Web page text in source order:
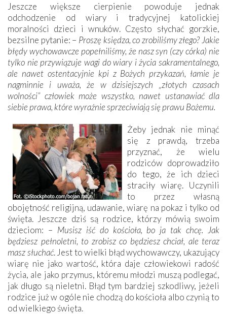
Jeszcze większe cierpienie powoduje jednak
odchodzenie od wiary i tradycyjnej katolickiej
moralności dzieci i wnuków. Często słychać gorzkie,
bezsilne pytanie: – Proszę księdza, co zrobiliśmy złego? Jakie
błędy wychowawcze popełniliśmy, że nasz syn (czy córka) nie
tylko nie przywiązuje wagi do wiary i życia sakramentalnego,
ale nawet ostentacyjnie kpi z Bożych przykazań, łamie je
nagminnie i uważa, że w dzisiejszych „złotych czasach
wolności” człowiek może wszystko, nawet ustanawiać dla
siebie prawa, które wyraźnie sprzeciwiają się prawu Bożemu.
Żeby jednak nie minąć
się z prawdą, trzeba
przyznać, że wielu
rodziców doprowadziło
do tego, że ich dzieci
straciły wiarę. Uczynili
to przez własną
obojętność religijną, udawanie, wiarę na pokaz i tylko od
święta. Jeszcze dziś są rodzice, którzy mówią swoim
dzieciom: – Musisz iść do kościoła, bo ja tak chcę. Jak
będziesz pełnoletni, to zrobisz co będziesz chciał, ale teraz
masz słuchać. Jest to wielki błąd wychowawczy, ukazujący
wiarę nie jako wartość, która daje człowiekowi radość
życia, ale jako przymus, któremu młodzi muszą podlegać,
jak długo są nieletni. Błąd tym bardziej szkodliwy, jeżeli
rodzice już w ogóle nie chodzą do kościoła albo czynią to
od wielkiego święta.